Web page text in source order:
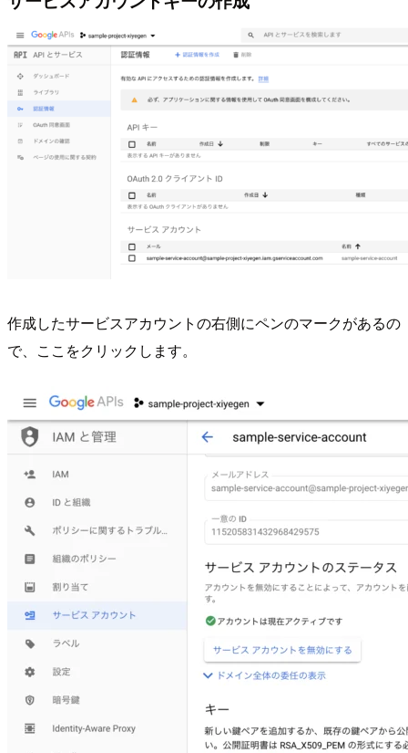
作成したサービスアカウントの右側にペンのマークがあるの
で、ここをクリックします。